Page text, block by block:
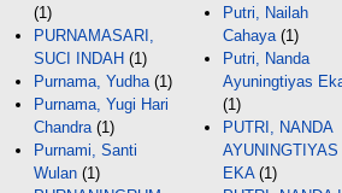
(1)
PURNAMASARI,
SUCI INDAH (1)
Purnama, Yudha (1)
Purnama, Yugi Hari
Chandra (1)
Purnami, Santi
Wulan (1)
Putri, Nailah
Cahaya (1)
Putri, Nanda
Ayuningtiyas
(1)
PUTRI, NANDA
AYUNINGTIYAS
EKA(1)